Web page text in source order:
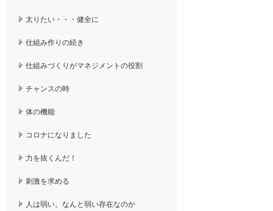
太りたい・・・健全に
仕組み作りの続き
仕組みづくりがマネジメントの役割
チャンスの時
体の機能
コロナになりました
力を抜くんだ！
刺激を求める
人は弱い。なんと弱い存在なのか